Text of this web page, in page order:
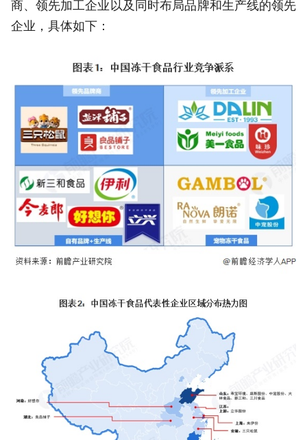
商、领先加工企业以及同时布局品牌和生产线的领先
企业，具体如下：